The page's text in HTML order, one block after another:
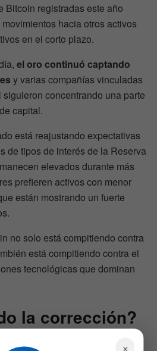
Bitcoin registradas este año
hacia otros activos
en el corto plazo.
el oro continuó captando
y varias compañías vinculadas
concentrando una parte
capital.
está reajustando expectativas
de tipos de interés de la Reserva
elevados durante más
prefieren activos con menor
están mostrando un fuerte
no solo está compitiendo contra
está compitiendo contra el
tecnológicas que dominan
la corrección?
siendo ×